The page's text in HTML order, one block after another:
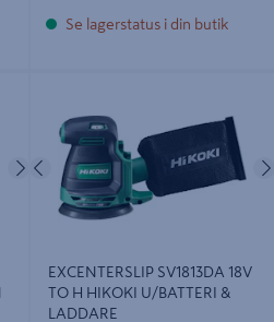
Se lagerstatus i din butik
NästaFöregående
EXCENTERSLIP SV1813DA 18V
TO H HIKOKI U/BATTERI &
LADDARE